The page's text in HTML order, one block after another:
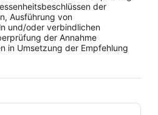
der
Ausführung von
und/oder verbindlichen
der Annahme
in Umsetzung der Empfehlung